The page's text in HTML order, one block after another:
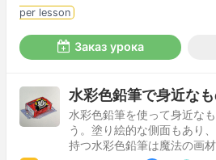
per lesson
Заказ урока
水彩色鉛筆で身近な
水彩色鉛筆を使って身近な
う。塗り絵的な側面もあり
持つ水彩色鉛筆は魔法の画